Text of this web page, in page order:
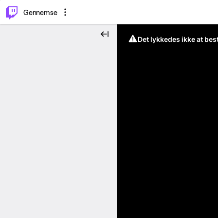
Gennemse
Det lykkedes ikke at